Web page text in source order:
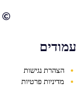
עמודים
הצהרת נגישות
מדיניות פרטיות